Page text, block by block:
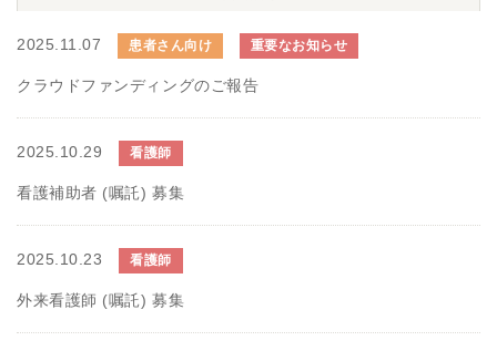
2025.11.07 患者さん向け 重要なお知らせ
クラウドファンディングのご報告
2025.10.29 看護師
看護補助者 (嘱託) 募集
2025.10.23 看護師
外来看護師 (嘱託) 募集